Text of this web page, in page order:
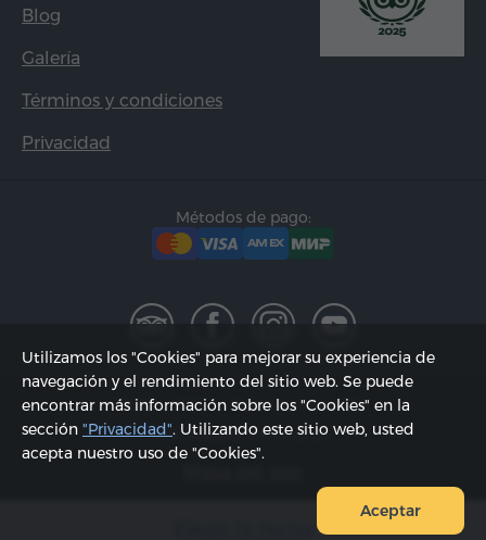
Blog
Galería
Términos y condiciones
Privacidad
Métodos de pago:
2002 - 2026, © "Hyur Service" SRL;
Actualizado 08.08.2026
Utilizamos los "Cookies" para mejorar su experiencia de
navegación y el rendimiento del sitio web. Se puede
encontrar más información sobre los "Cookies" en la
sección "Privacidad". Utilizando este sitio web, usted
acepta nuestro uso de "Cookies".
Aceptar